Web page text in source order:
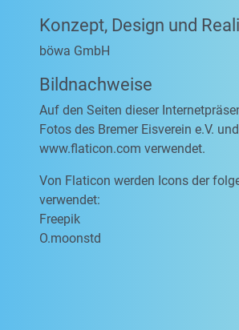
Konzept, Design und
böwa GmbH
Bildnachweise
Auf den Seiten dieser
Fotos des Bremer Eisverein e.V. und
www.flaticon.com verwendet.
Von Flaticon werden Icons der
verwendet:
Freepik
O.moonstd